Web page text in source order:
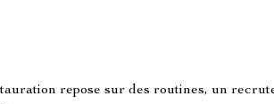
repose sur des routines, un